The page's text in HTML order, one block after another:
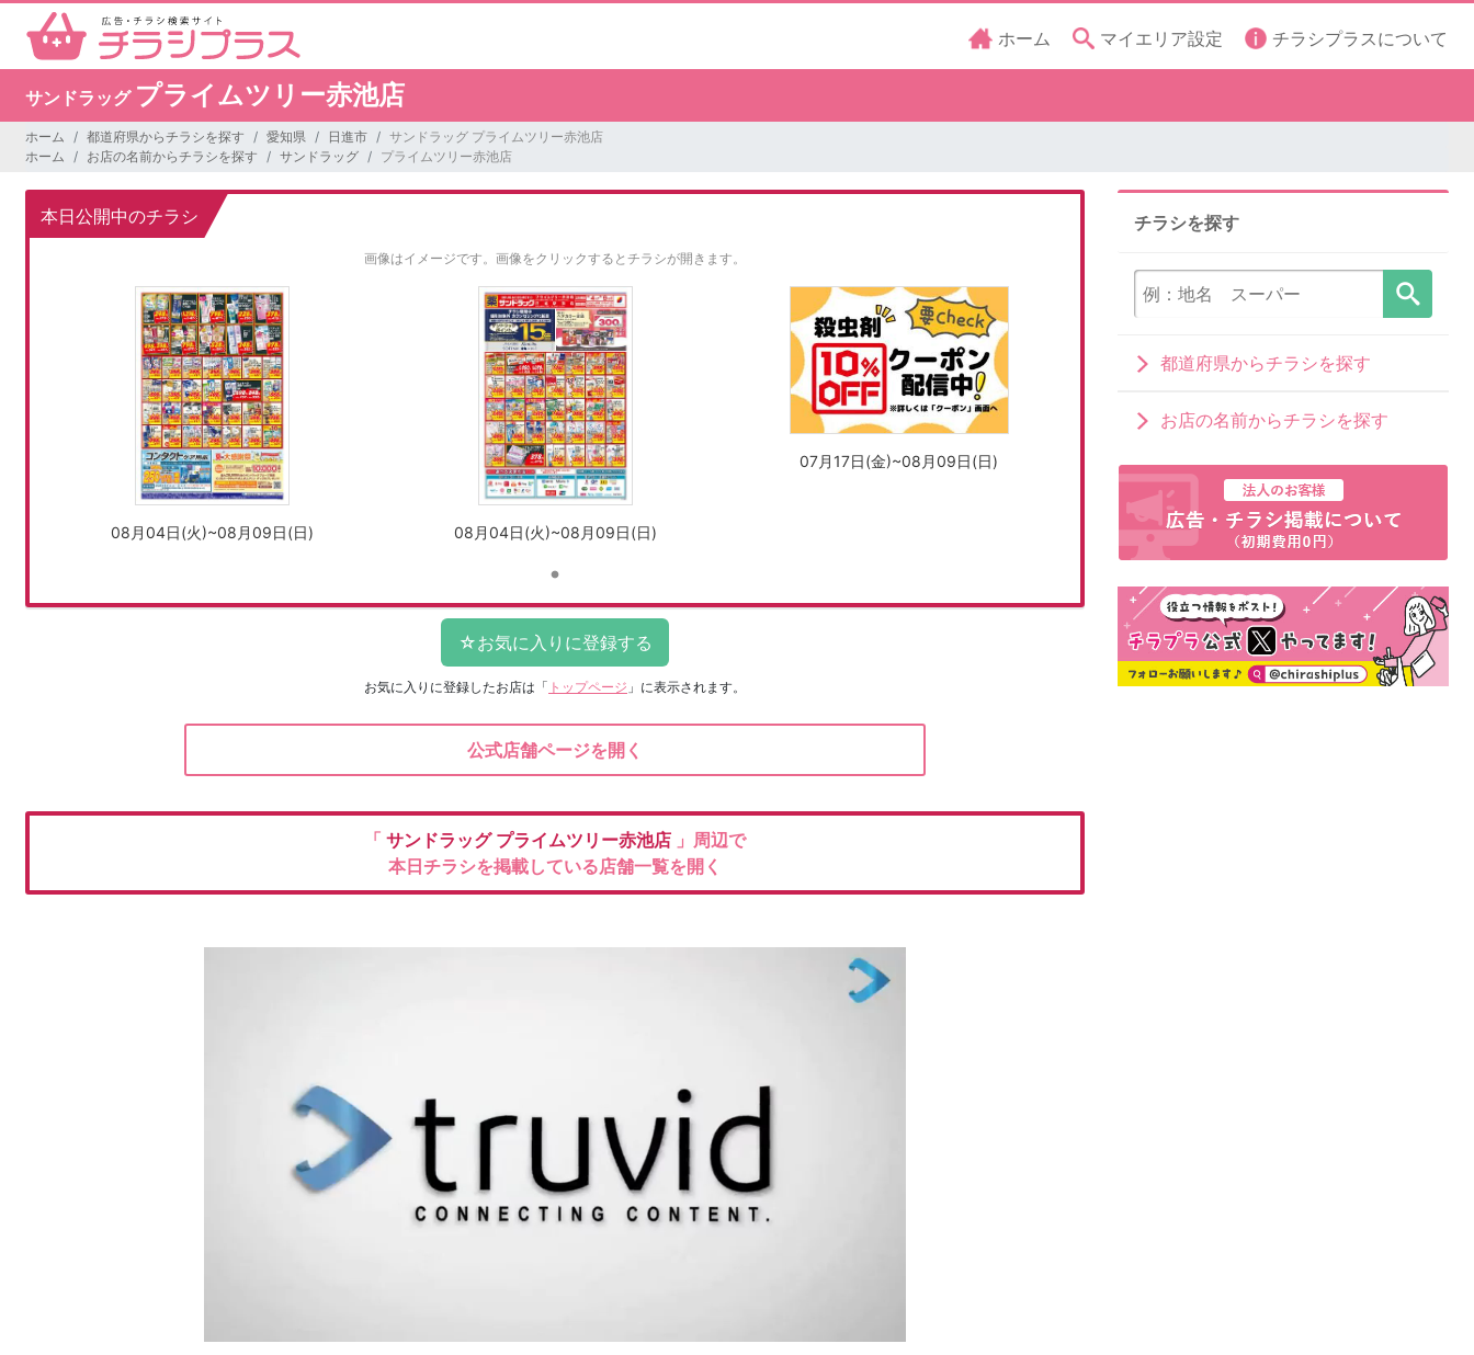
ホーム マイエリア設定 チラシプラスについて
サンドラッグ プライムツリー赤池店
ホーム 都道府県からチラシを探す 愛知県 日進市
サンドラッグ プライムツリー赤池店
ホーム
お店の名前からチラシを探す サンドラッグ プライムツリー赤池店
本日公開中のチラシ
画像はイメージです。 画像をクリックするとチラシが開きます。
08月04日(火)~08月09日(日) 08月04日(火)~08月09日(日)
07月17日(金)~08月09日(日)
お気に入りに登録したお店は 「 トップページ 」に表示されます。
公式店舗ページを開く
「 サンドラッグ プライムツリー赤池店 」周辺で
本日チラシを掲載している店舗一覧を開く
チラシを探す
都道府県からチラシを探す
お店の名前からチラシを探す